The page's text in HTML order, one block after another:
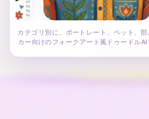
カテゴリ別に、ポートレート、ペット、
カー向けのフォークアート風ドゥードル